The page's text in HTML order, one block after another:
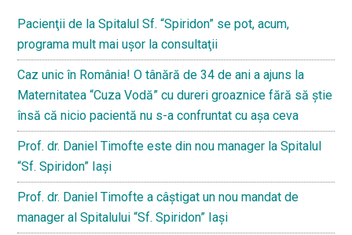
Pacienţii de la Spitalul Sf. “Spiridon” se pot, acum,
programa mult mai uşor la consultaţii
Caz unic în România! O tânără de 34 de ani a ajuns la
Maternitatea “Cuza Vodă” cu dureri groaznice fără să ştie
însă că nicio pacientă nu s-a confruntat cu așa ceva
Prof. dr. Daniel Timofte este din nou manager la Spitalul
“Sf. Spiridon” Iaşi
Prof. dr. Daniel Timofte a câștigat un nou mandat de
manager al Spitalului “Sf. Spiridon” Iași